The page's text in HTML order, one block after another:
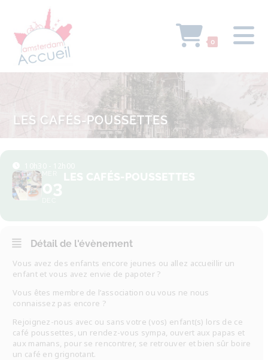
0
LES CAFÉS-POUSSETTES
Détail de l'évènement
Vous avez des enfants encore jeunes ou allez accueillir un
enfant et vous avez envie de papoter ?
Vous êtes membre de l’association ou vous ne nous
connaissez pas encore ?
Rejoignez-nous avec ou sans votre (vos) enfant(s) lors de ce
café poussettes, un rendez-vous sympa, ouvert aux papas et
aux mamans, pour se rencontrer, se retrouver et bien sûr boire
un café en grignotant.